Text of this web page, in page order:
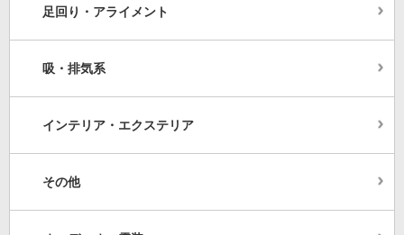
足回り・アライメント
吸・排気系
インテリア・エクステリア
その他